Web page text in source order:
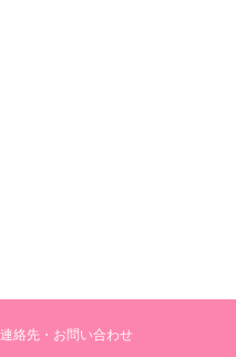
連絡先・お問い合わせ